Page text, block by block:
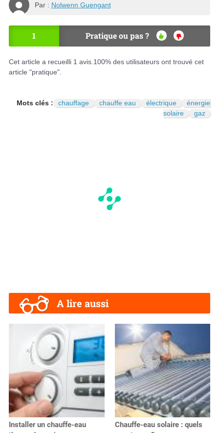
Par : Nolwenn Guengant
1 Pratique ou pas ?
OU
NO
N
Cet article a recueilli 1 avis. 100% des utilisateurs ont trouvé cet
article "pratique".
Mots clés : chauffage chauffe eau électrique
énergie
solaire
gaz
A lire aussi
Installer un chauffe-eau
Chauffe-eau solaire : quels